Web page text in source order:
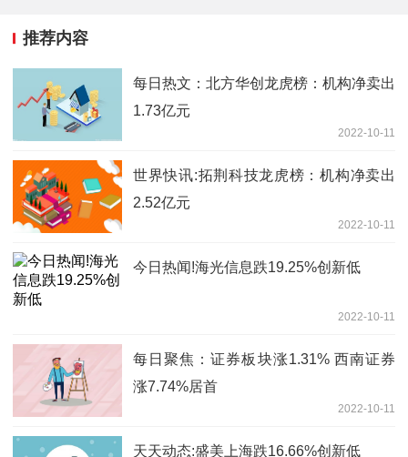
推荐内容
每日热文：北方华创龙虎榜：机构净卖出
1.73亿元
2022-10-11
世界快讯:拓荆科技龙虎榜：机构净卖出
2.52亿元
2022-10-11
今日热闻!海光信息跌19.25%创新低
2022-10-11
每日聚焦：证券板块涨1.31% 西南证券
涨7.74%居首
2022-10-11
天天动态:盛美上海跌16.66%创新低